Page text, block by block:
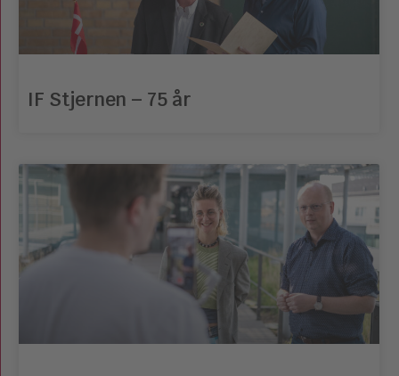
IF Stjernen – 75 år